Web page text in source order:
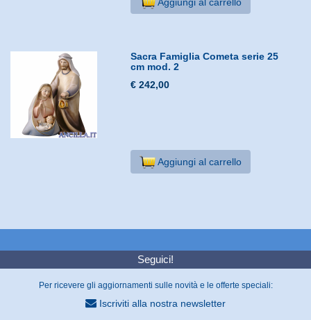
Sacra Famiglia Cometa serie 25
cm mod. 2
€ 242,00
Aggiungi al carrello
Seguici!
Per ricevere gli aggiornamenti sulle novità e le offerte speciali:
Iscriviti alla nostra newsletter